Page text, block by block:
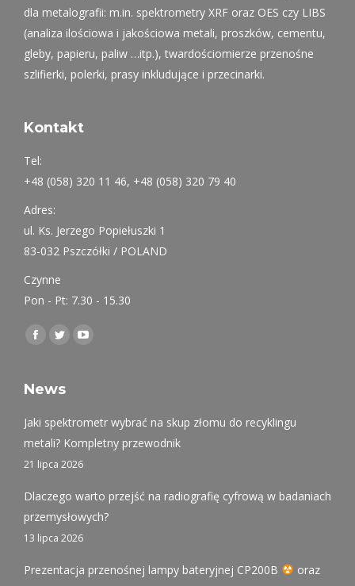
dla metalografii: m.in. spektrometry XRF oraz OES czy LIBS
(analiza ilościowa i jakościowa metali, proszków, cementu,
gleby, papieru, paliw …itp.), twardościomierze przenośne
szlifierki, polerki, prasy inkludujące i przecinarki.
Kontakt
Tel:
+48 (058) 320 11 46, +48 (058) 320 79 40
Adres:
ul. Ks. Jerzego Popiełuszki 1
83-032 Pszczółki / POLAND
Czynne
Pon - Pt: 7.30 - 15.30
Find us on:
Facebook
opens
new
window
Twitter
opens
new
window
YouTube
new
window
News
Jaki spektrometr wybrać na skup złomu do recyklingu
metali? Kompletny przewodnik
21 lipca 2026
Dlaczego warto przejść na radiografię cyfrową w badaniach
przemysłowych?
13 lipca 2026
Prezentacja przenośnej lampy bateryjnej CP200B
oraz